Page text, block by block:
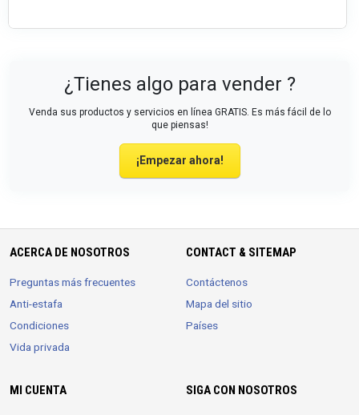
¿Tienes algo para vender ?
Venda sus productos y servicios en línea GRATIS. Es más fácil de lo
que piensas!
¡Empezar ahora!
ACERCA DE NOSOTROS
Preguntas más frecuentes
Anti-estafa
Condiciones
Vida privada
CONTACT & SITEMAP
Contáctenos
Mapa del sitio
Países
MI CUENTA SIGA CON NOSOTROS